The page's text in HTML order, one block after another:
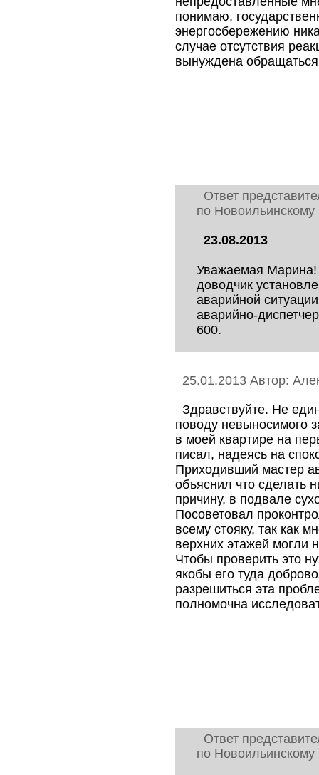
понимаю,
энергосбережению
случае отсутствия
вынуждена
Ответ
по Новоильинскому
23.08.2013
Уважаемая
доводчик
аварийной
аварийно-
600.
25.01.2013 Автор:
Здравствуйте. Не
поводу невыносимого
в моей квартире на
писал, надеясь на
Приходивший мастер
объяснил что сделать
причину, в подвале
Посоветовал
всему стояку, так как
верхних этажей могли
Чтобы проверить это
якобы его туда
разрешиться эта
полномочна
Ответ
по Новоильинскому